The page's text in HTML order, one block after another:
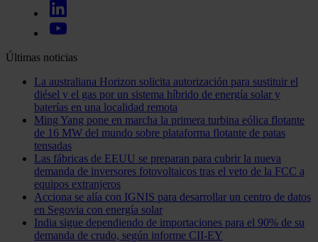
Últimas noticias
La australiana Horizon solicita autorización para sustituir el
diésel y el gas por un sistema híbrido de energía solar y
baterías en una localidad remota
Ming Yang pone en marcha la primera turbina eólica flotante
de 16 MW del mundo sobre plataforma flotante de patas
tensadas
Las fábricas de EEUU se preparan para cubrir la nueva
demanda de inversores fotovoltaicos tras el veto de la FCC a
equipos extranjeros
Acciona se alía con IGNIS para desarrollar un centro de datos
en Segovia con energía solar
India sigue dependiendo de importaciones para el 90% de su
demanda de crudo, según informe CII-EY